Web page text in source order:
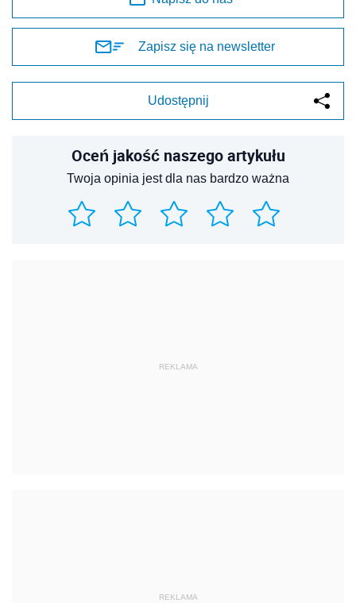
Zapisz się na newsletter
Udostępnij
Oceń jakość naszego artykułu
Twoja opinia jest dla nas bardzo ważna
REKLAMA
REKLAMA